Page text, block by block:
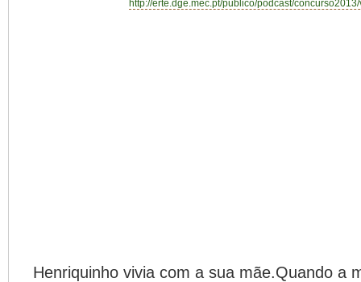
http://erte.dge.mec.pt/publico/podcast/
Henriquinho vivia com a sua mãe.Quando a